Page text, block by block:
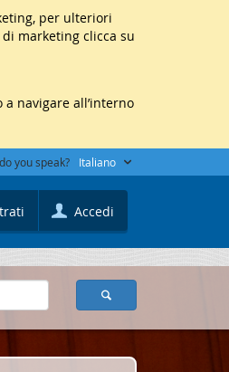
per ulteriori
marketing clicca su
navigare all’interno
you speak? Italiano
Accedi